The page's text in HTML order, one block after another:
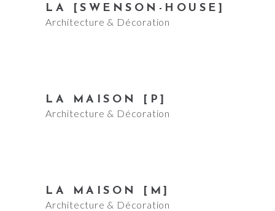
LA [SWENSON-HOUSE]
Architecture & Décoration
LA MAISON [P]
Architecture & Décoration
LA MAISON [M]
Architecture & Décoration